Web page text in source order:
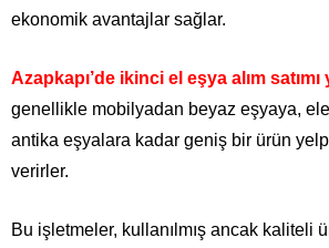
ekonomik avantajlar sağlar.
Azapkapı’de ikinci el eşya alım
genellikle mobilyadan beyaz eşyaya,
antika eşyalara kadar geniş bir ürün
verirler.
Bu işletmeler, kullanılmış ancak kaliteli